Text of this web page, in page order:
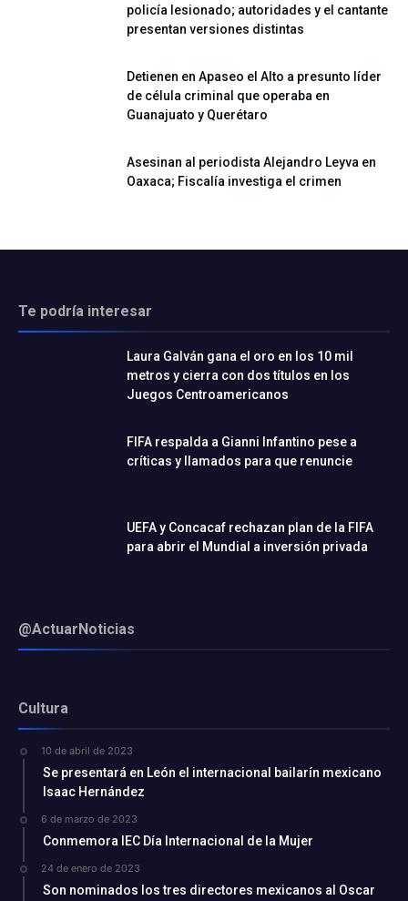
policía lesionado; autoridades y el cantante
presentan versiones distintas
Detienen en Apaseo el Alto a presunto líder
de célula criminal que operaba en
Guanajuato y Querétaro
Asesinan al periodista Alejandro Leyva en
Oaxaca; Fiscalía investiga el crimen
Te podría interesar
Laura Galván gana el oro en los 10 mil
metros y cierra con dos títulos en los
Juegos Centroamericanos
FIFA respalda a Gianni Infantino pese a
críticas y llamados para que renuncie
UEFA y Concacaf rechazan plan de la FIFA
para abrir el Mundial a inversión privada
@ActuarNoticias
Cultura
10 de abril de 2023
Se presentará en León el internacional bailarín mexicano
Isaac Hernández
6 de marzo de 2023
Conmemora IEC Día Internacional de la Mujer
24 de enero de 2023
Son nominados los tres directores mexicanos al Oscar